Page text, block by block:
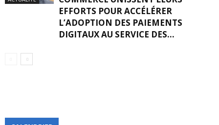
EFFORTS POUR ACCÉLÉRER
L’ADOPTION DES PAIEMENTS
DIGITAUX AU SERVICE DES...